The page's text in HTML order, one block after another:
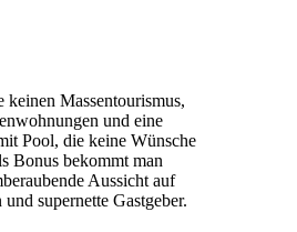
keinen Massentourismus,
und eine
Pool, die keine Wünsche
Bonus bekommt man
Aussicht auf
supernette Gastgeber.